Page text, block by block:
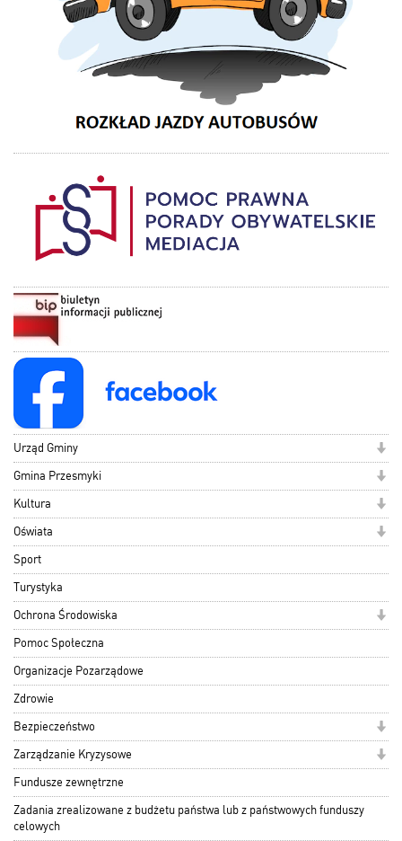
Urząd Gminy
Gmina Przesmyki
Kultura
Oświata
Sport
Turystyka
Ochrona Środowiska
Pomoc Społeczna
Organizacje Pozarządowe
Zdrowie
Bezpieczeństwo
Zarządzanie Kryzysowe
Fundusze zewnętrzne
Zadania zrealizowane z budżetu państwa lub z państwowych funduszy
celowych